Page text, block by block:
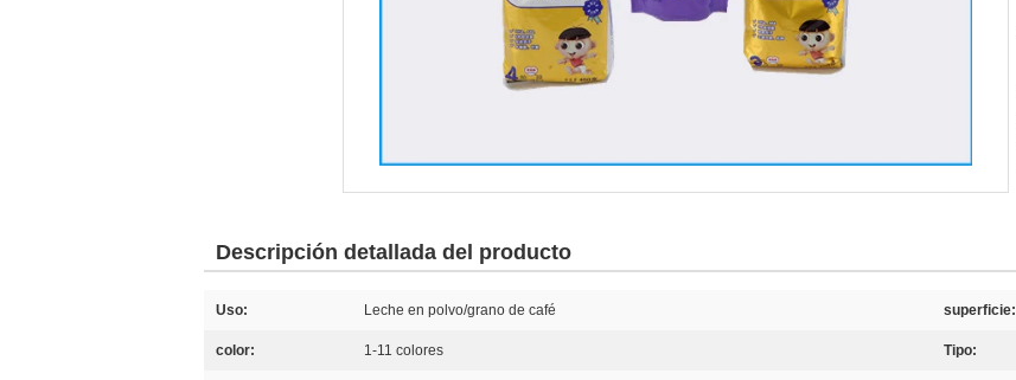
Descripción detallada del producto
Uso: Leche en polvo/grano de café superficie:
color: 1-11 colores Tipo: